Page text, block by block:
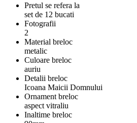
Pretul se refera la
set de 12 bucati
Fotografii
2
Material breloc
metalic
Culoare breloc
auriu
Detalii breloc
Icoana Maicii Domnului
Ornament breloc
aspect vitraliu
Inaltime breloc